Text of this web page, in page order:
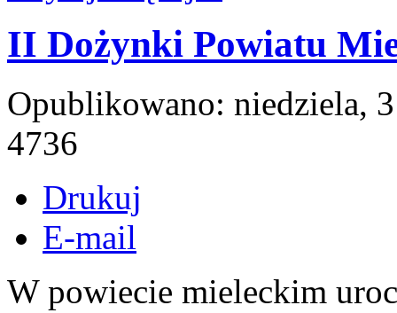
II Dożynki Powiatu
Opublikowano: niedziela,
4736
Drukuj
E-mail
W powiecie mieleckim